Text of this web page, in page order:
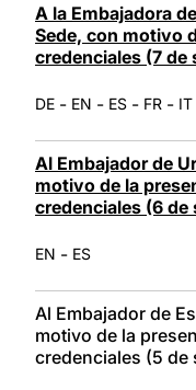
A la Embajadora
Sede, con motivo
credenciales (7
DE - EN - ES - FR - IT
Al Embajador de
motivo de la
credenciales (6
EN - ES
Al Embajador de
motivo de la
credenciales (5 de